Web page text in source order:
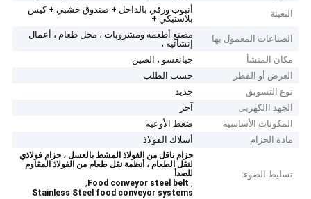
التعبئة
أنبوب ورقي بالداخل + صندوق خشبي + كيس
بلاستيكي +
الصناعات المعمول بها
مصنع أطعمة ومشروبات ، محل طعام ، أعمال
إنشائية ،
مكان المنشأ
جيانغسو ، الصين
العرض أو القطر
حسب الطلب
نوع التسويق
جديد
الجهد االكهربى
آخر
المكونات الأساسية
ضغط الأوعية
مادة الحزام
أسلاك الفولاذ
تسليط الضوء:
حزام ناقل من الفولاذ المشط بالعسل ، حزام فولاذي
لنقل الطعام ، أنظمة نقل طعام من الفولاذ المقاوم
للصدأ
,
Food conveyor steel belt
,
Stainless Steel food conveyor systems